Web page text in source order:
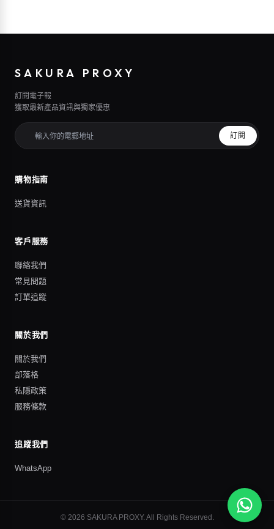
SAKURA PROXY
訂閱電子報
獲取最新產品資訊與獨家優惠
訂閱
購物指南
送貨資訊
客戶服務
聯絡我們
常見問題
訂單追蹤
關於我們
關於我們
部落格
私隱政策
服務條款
追蹤我們
WhatsApp
© 2026 SAKURA PROXY. All Rights Reserved.